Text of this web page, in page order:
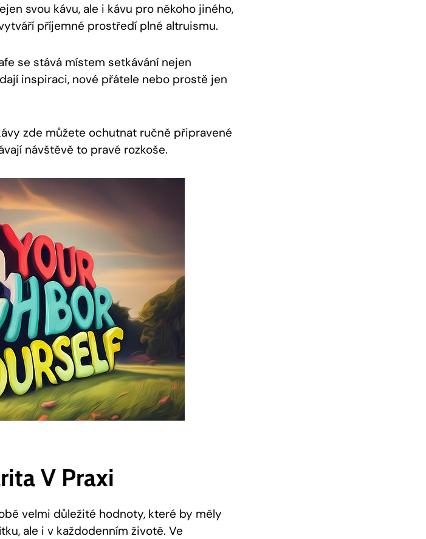
svou kávu, ale‍ i kávu pro někoho jiného,⁣
příjemné prostředí plné altruismu.
se stává místem setkávání nejen
inspiraci, nové přátele ⁤nebo ‍prostě jen
zde můžete ochutnat ručně⁤ připravené
návštěvě to pravé rozkoše.
V Praxi
velmi důležité ​hodnoty, které by měly
ale i ​v každodenním životě. Ve